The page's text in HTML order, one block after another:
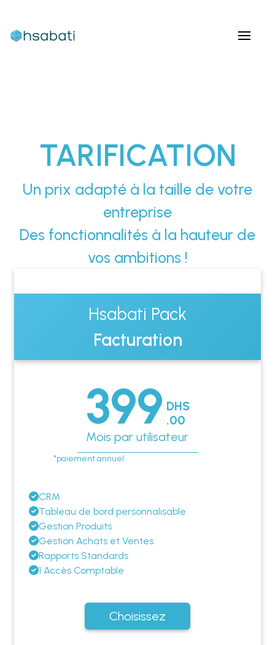
TARIFICATION
Un prix adapté à la taille de votre
entreprise
Des fonctionnalités à la hauteur de
vos ambitions !
Hsabati Pack
Facturation
399 .00
DHS
Mois par utilisateur
*paiement annuel
CRM
Tableau de bord personnalisable
Gestion Produits
Gestion Achats et Ventes
Rapports Standards
1 Accès Comptable
Choisissez